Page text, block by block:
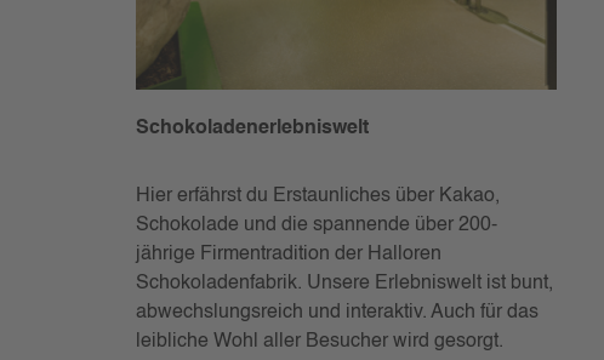
Schokoladenerlebniswelt
Hier erfährst du Erstaunliches über Kakao,
Schokolade und die spannende über 200-
jährige Firmentradition der Halloren
Schokoladenfabrik. Unsere Erlebniswelt ist bunt,
abwechslungsreich und interaktiv. Auch für das
leibliche Wohl aller Besucher wird gesorgt.